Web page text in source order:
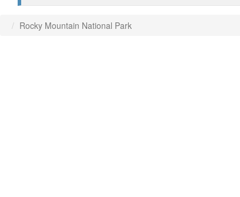
Rocky Mountain National Park